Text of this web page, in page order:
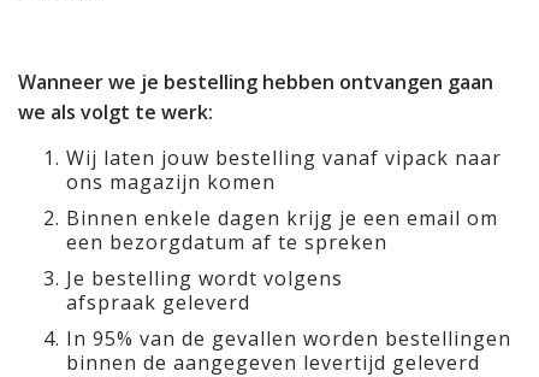
Wanneer we je bestelling hebben ontvangen gaan
we als volgt te werk:
Wij laten jouw bestelling vanaf vipack naar
ons magazijn komen
Binnen enkele dagen krijg je een email om
een bezorgdatum af te spreken
Je bestelling wordt volgens
afspraak geleverd
In 95% van de gevallen worden bestellingen
binnen de aangegeven levertijd geleverd